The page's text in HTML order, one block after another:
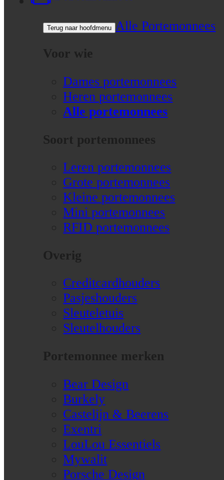
Terug naar hoofdmenu Alle Portemonnees
Voor wie
Dames portemonnees
Heren portemonnees
Alle portemonnees
Soort portemonnees
Leren portemonnees
Grote portemonnees
Kleine portemonnees
Mini portemonnees
RFID portemonnees
Overig
Creditcardhouders
Pasjeshouders
Sleuteletuis
Sleutelhouders
Portemonnee merken
Bear Design
Burkely
Castelijn & Beerens
Exentri
LouLou Essentiels
Mywalit
Porsche Design